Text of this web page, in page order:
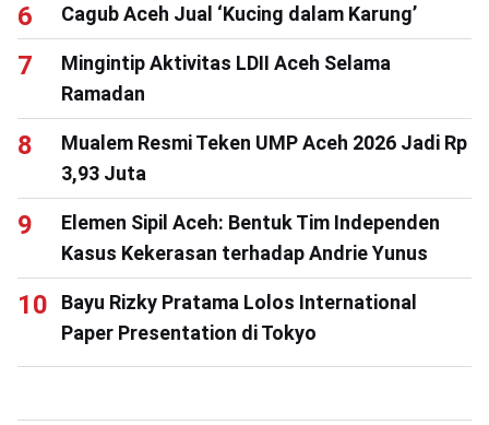
Cagub Aceh Jual ‘Kucing dalam Karung’
Mingintip Aktivitas LDII Aceh Selama
Ramadan
Mualem Resmi Teken UMP Aceh 2026 Jadi Rp
3,93 Juta
Elemen Sipil Aceh: Bentuk Tim Independen
Kasus Kekerasan terhadap Andrie Yunus
Bayu Rizky Pratama Lolos International
Paper Presentation di Tokyo